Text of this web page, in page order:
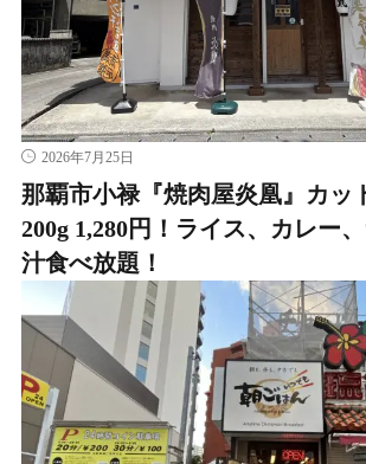
2026年7月25日
那覇市小禄『焼肉屋炎凰』カッ
200g 1,280円！ライス、カレー
汁食べ放題！